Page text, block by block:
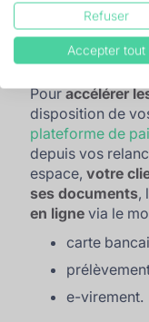
Faciliter le
factures
Pouraccélérer
disposition de
plateforme de
depuis vos
espace,votre
ses documents,
en ligne via le
carte
e-virement.
Refuser
Accepter tout